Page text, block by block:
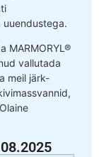
uuendustega.
MARMORYL®
vallutada
meil järk-